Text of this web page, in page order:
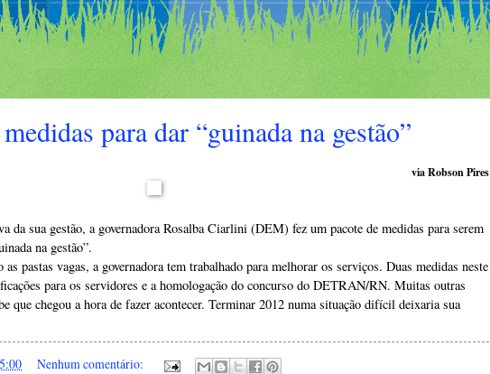
para dar “guinada na gestão”
via Robson Pires
da sua gestão, a governadora Rosalba Ciarlini (DEM) fez um pacote de medidas para serem
na gestão”.
pastas vagas, a governadora tem trabalhado para melhorar os serviços. Duas medidas neste
para os servidores e a homologação do concurso do DETRAN/RN. Muitas outras
que chegou a hora de fazer acontecer. Terminar 2012 numa situação difícil deixaria sua
Nenhum comentário: